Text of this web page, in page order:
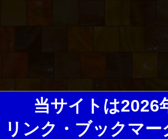
当サイトは2026
リンク・ブックマ